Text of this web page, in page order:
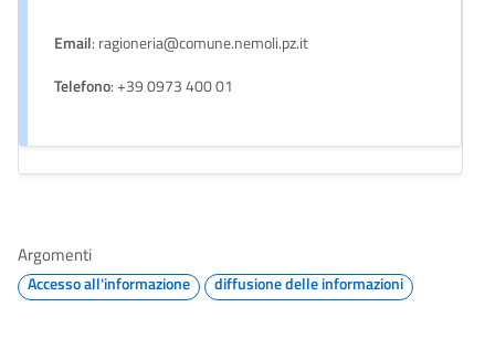
Email: ragioneria@comune.nemoli.pz.it
Telefono: +39 0973 400 01
Argomenti
Accesso all'informazione diffusione delle informazioni